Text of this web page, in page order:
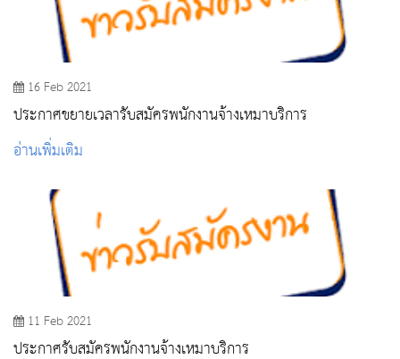
16 Feb 2021
ประกาศขยายเวลารับสมัครพนักงานจ้างเหมาบริการ
อ่านเพิ่มเติม
11 Feb 2021
ประกาศรับสมัครพนักงานจ้างเหมาบริการ